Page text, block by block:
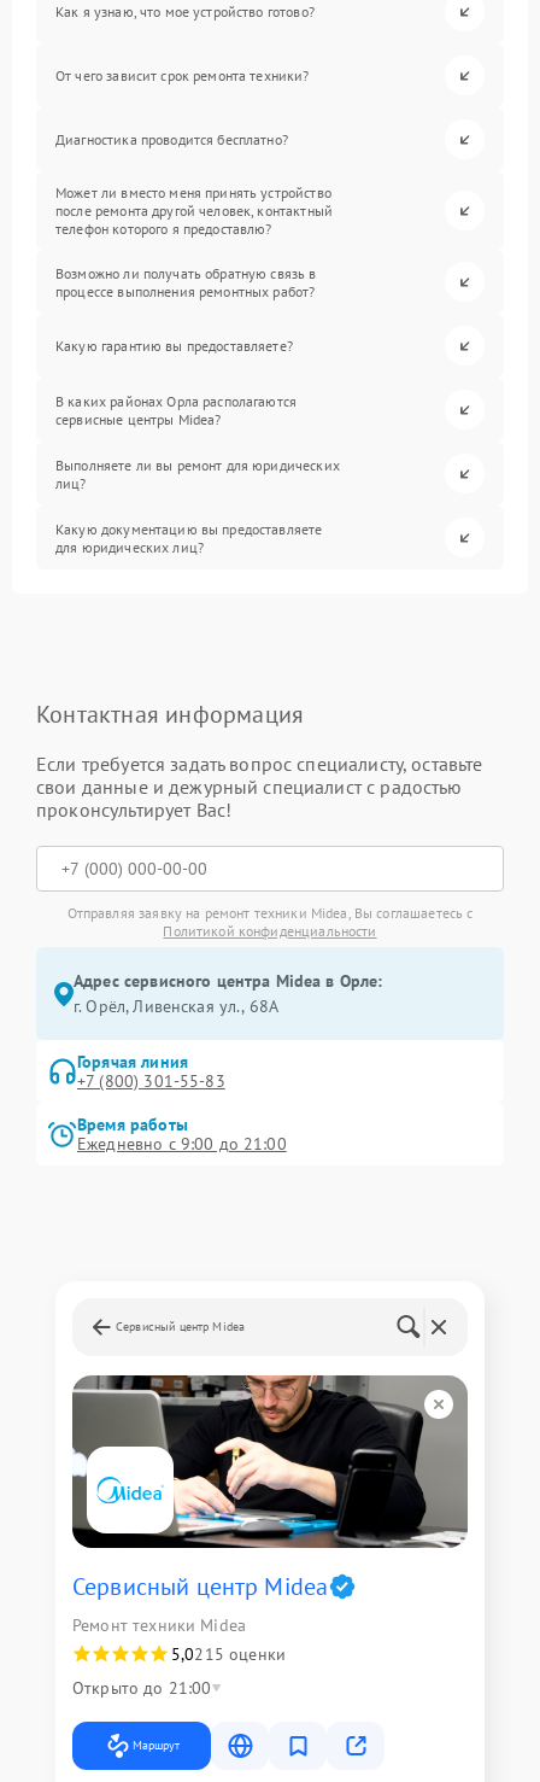
Как я узнаю, что мое устройство готово?
От чего зависит срок ремонта техники?
Диагностика проводится бесплатно?
Может ли вместо меня принять устройство
после ремонта другой человек, контактный
телефон которого я предоставлю?
Возможно ли получать обратную связь в
процессе выполнения ремонтных работ?
Какую гарантию вы предоставляете?
В каких районах Орла располагаются
сервисные центры Midea?
Выполняете ли вы ремонт для юридических
лиц?
Какую документацию вы предоставляете
для юридических лиц?
Контактная информация
Если требуется задать вопрос специалисту, оставьте
свои данные и дежурный специалист с радостью
проконсультирует Вас!
Отправляя заявку на ремонт техники Midea, Вы соглашаетесь с
Политикой конфиденциальности
Адрес сервисного центра Midea в Орле:
г. Орёл, Ливенская ул., 68А
Горячая линия
+7 (800) 301-55-83
Время работы
Ежедневно с 9:00 до 21:00
Сервисный центр Midea
Сервисный центр Midea
Ремонт техники Midea
5,0215 оценки
Открыто до 21:00
Маршрут